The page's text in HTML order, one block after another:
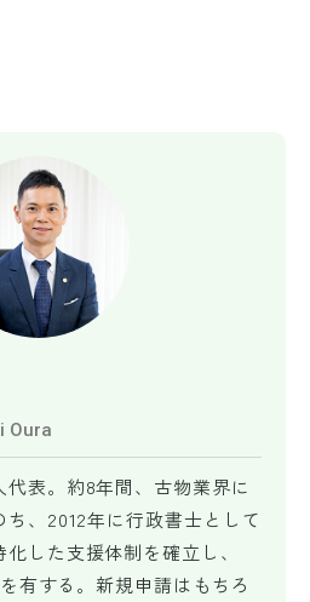
Oura
表。約8年間、古物業界に
、2012年に行政書士として
した支援体制を確立し、
有する。新規申請はもちろ